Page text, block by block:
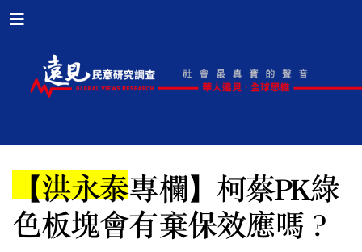
【洪永泰專欄】柯蔡PK綠
色板塊會有棄保效應嗎？